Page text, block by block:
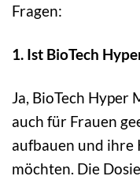
Fragen:
1. Ist BioTech
Ja, BioTech Hyper
auch für Frauen
aufbauen und
möchten. Die